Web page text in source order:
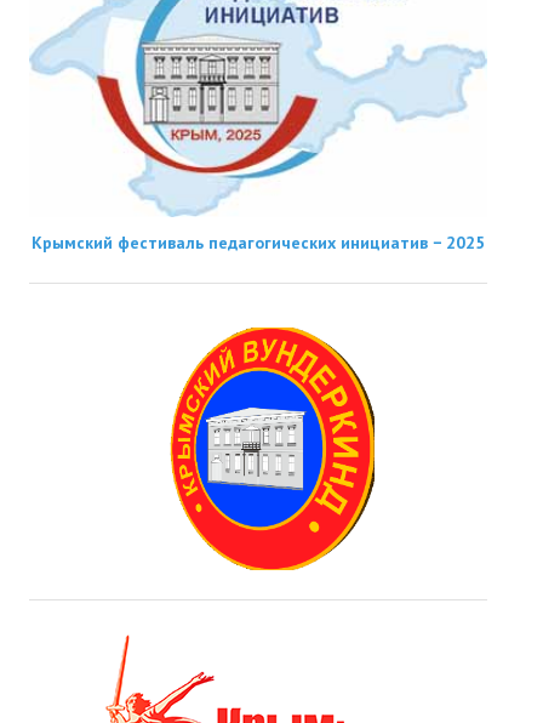
Крымский фестиваль педагогических инициатив − 2025